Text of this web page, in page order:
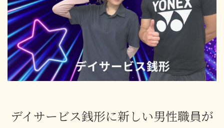
デイサービス銭形に新しい男性職員が